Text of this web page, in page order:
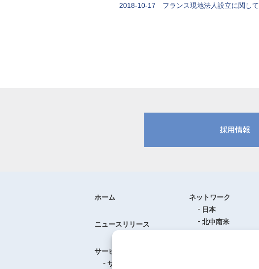
2018-10-17 フランス現地法人設立に関して
ホーム
ニュースリリース
サービス
サービスのご案内
ネットワーク
日本
北中南米